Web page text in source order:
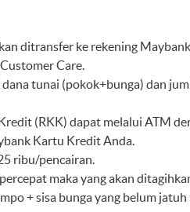
ditransfer ke rekening
Care.
tunai (pokok+bunga) dan
(RKK) dapat melalui ATM
Kartu Kredit Anda.
ribu/pencairan.
maka yang akan
+ sisa bunga yang belum